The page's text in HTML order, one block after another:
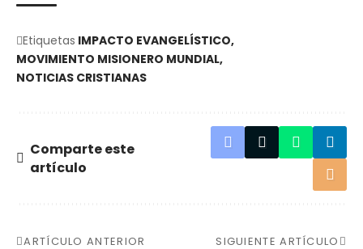
Etiquetas IMPACTO EVANGELÍSTICO
MOVIMIENTO MISIONERO MUNDIAL
NOTICIAS CRISTIANAS
Comparte este
artículo
ARTÍCULO ANTERIOR SIGUIENTE ARTÍCULO